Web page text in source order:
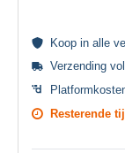
Koop in alle
Verzending
Resterende